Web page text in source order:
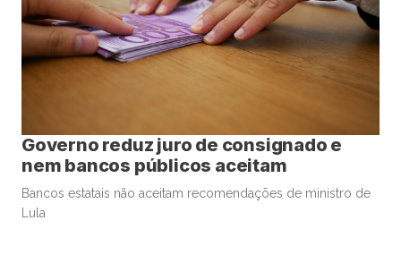
Governo reduz juro de consignado e
nem bancos públicos aceitam
Bancos estatais não aceitam recomendações de ministro de
Lula